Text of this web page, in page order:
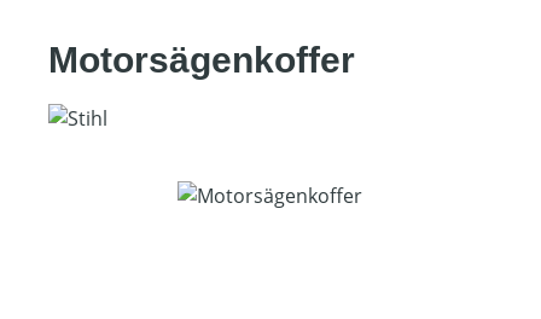
Motorsägenkoffer
Bildergalerie überspringen